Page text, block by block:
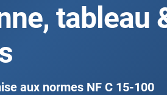
tableau
aux normes NF C 15-100